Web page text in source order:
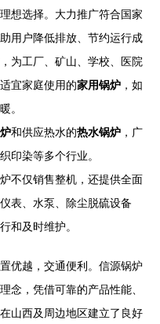
想选择。大力推广符合国家
助用户降低排放、节约运行成
，为工厂、矿山、学校、医院
宜家庭使用的家用锅炉 ，如
。
和供应热水的热水锅炉 ，广
印染等多个行业。
不仅销售整机，还提供全面
表、水泵、除尘脱硫设备
和及时维护。
优越，交通便利。信源锅炉
念，凭借可靠的产品性能、
山西及周边地区建立了良好